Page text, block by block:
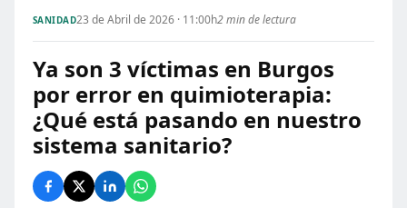
SANIDAD23 de Abril de 2026 · 11:00h2 min de lectura
Ya son 3 víctimas en Burgos
por error en quimioterapia:
¿Qué está pasando en nuestro
sistema sanitario?